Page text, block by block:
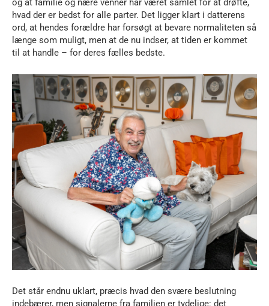
og at familie og nære venner har været samlet for at drøfte,
hvad der er bedst for alle parter. Det ligger klart i datterens
ord, at hendes forældre har forsøgt at bevare normaliteten så
længe som muligt, men at de nu indser, at tiden er kommet
til at handle – for deres fælles bedste.
Det står endnu uklart, præcis hvad den svære beslutning
indebærer, men signalerne fra familien er tydelige: det